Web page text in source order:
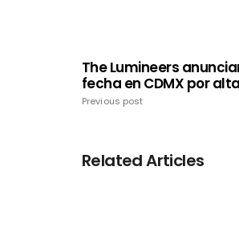
The Lumineers
fecha en CDMX por
Previous post
Related Articles